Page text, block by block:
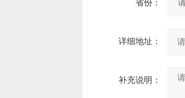
省份：
详细地址：
补充说明：